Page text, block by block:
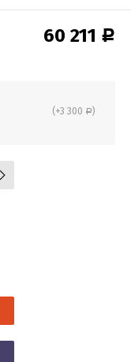
60 211 Р
(+3 300 Р)